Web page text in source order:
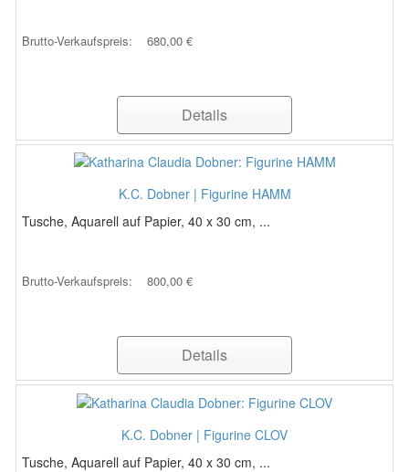
Brutto-Verkaufspreis: 680,00 €
Details
K.C. Dobner | Figurine HAMM
Tusche, Aquarell auf Papier, 40 x 30 cm, ...
Brutto-Verkaufspreis: 800,00 €
Details
K.C. Dobner | Figurine CLOV
Tusche, Aquarell auf Papier, 40 x 30 cm, ...